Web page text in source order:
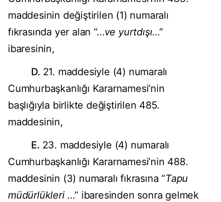
maddesinin değiştirilen (1) numaralı
fıkrasında yer alan “…ve yurtdışı…”
ibaresinin,
D. 21. maddesiyle (4) numaralı
Cumhurbaşkanlığı Kararnamesi’nin
başlığıyla birlikte değiştirilen 485.
maddesinin,
E. 23. maddesiyle (4) numaralı
Cumhurbaşkanlığı Kararnamesi’nin 488.
maddesinin (3) numaralı fıkrasına “Tapu
müdürlükleri…” ibaresinden sonra gelmek